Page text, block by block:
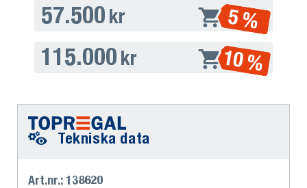
57.500 kr 5 %
115.000 kr 10 %
Tekniska data
Art.nr.: 138620